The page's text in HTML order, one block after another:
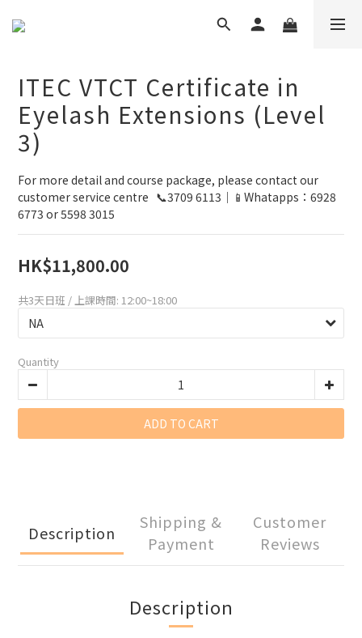
ITEC VTCT Certificate in
Eyelash Extensions (Level
3)
For more detail and course package, please contact our
customer service centre   📞3709 6113｜📱Whatapps：6928
6773 or 5598 3015
HK$11,800.00
共3天日班 / 上課時間: 12:00~18:00
Quantity
ADD TO CART
Description
Shipping &
Payment
Customer
Reviews
Description